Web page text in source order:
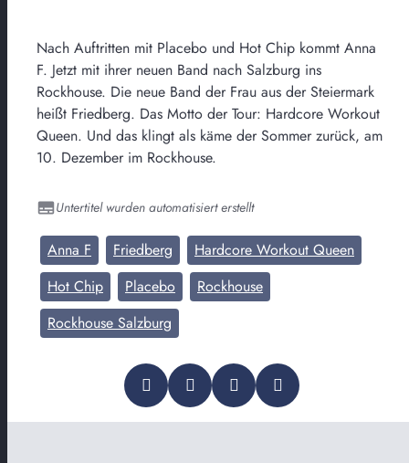
Nach Auftritten mit Placebo und Hot Chip kommt Anna
F. Jetzt mit ihrer neuen Band nach Salzburg ins
Rockhouse. Die neue Band der Frau aus der Steiermark
heißt Friedberg. Das Motto der Tour: Hardcore Workout
Queen. Und das klingt als käme der Sommer zurück, am
10. Dezember im Rockhouse.
Untertitel wurden automatisiert erstellt
Anna F Friedberg
Hardcore Workout Queen
Hot Chip
Placebo
Rockhouse
Rockhouse Salzburg